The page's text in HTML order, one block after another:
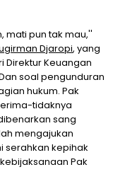
mati pun tak mau,''
Djaropi, yang
Keuangan
soal pengunduran
hukum. Pak
tidaknya
sang
mengajukan
serahkan kepihak
Pak